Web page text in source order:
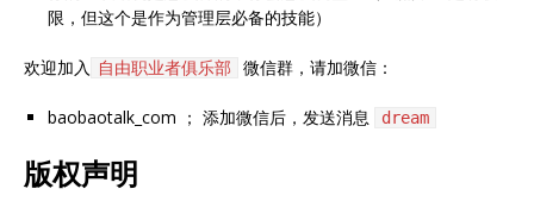
限，但这个是作为管理层必备的技能）
欢迎加入 自由职业者俱乐部 微信群，请加微信：
baobaotalk_com ； 添加微信后，发送消息 dream
版权声明